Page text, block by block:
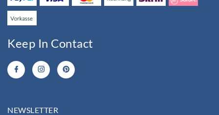
Keep In Contact
NEWSLETTER